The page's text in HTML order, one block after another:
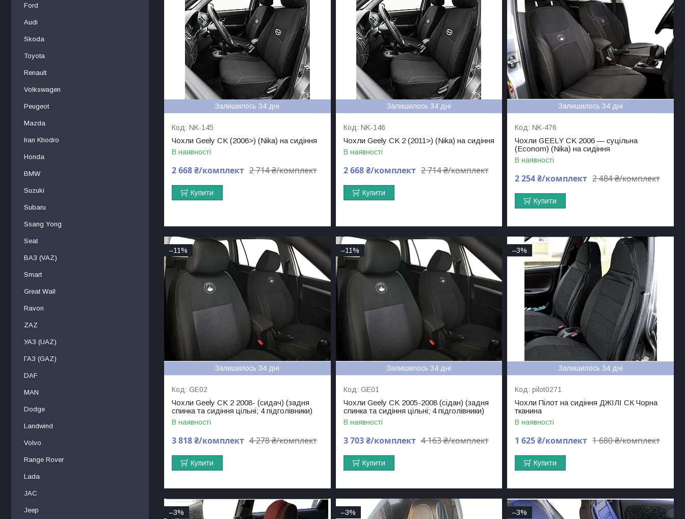
Залишилось 34 дні
NK-145
Чохли Geely CK (2006>) (Nika) на сидіння
В наявності
2 714 ₴/комплект
2 668 ₴/комплект
Купити
Залишилось 34 дні
NK-146
Чохли Geely CK 2 (2011>) (Nika) на сидіння
В наявності
2 714 ₴/комплект
2 668 ₴/комплект
Купити
Залишилось 34 дні
NK-476
Чохли GEELY CK 2006 — суцільна
(Econom) (Nika) на сидіння
В наявності
2 484 ₴/комплект
2 254 ₴/комплект
Купити
–11%
Залишилось 34 дні
GE02
Чохли Geely CK 2 2008- (сидач) (задня
спинка та сидіння цільні; 4 підголівники)
В наявності
4 278 ₴/комплект
3 818 ₴/комплект
Купити
–11%
Залишилось 34 дні
GE01
Чохли Geely CK 2005-2008 (сідан) (задня
спинка та сидіння цільні; 4 підголівники)
В наявності
4 163 ₴/комплект
3 703 ₴/комплект
Купити
–3%
Залишилось 34 дні
pilot0271
Чохли Пілот на сидіння ДЖІЛІ СК Чорна
тканина
В наявності
1 680 ₴/комплект
1 625 ₴/комплект
Купити
–3% –3% –3%
Ford
Audi
Skoda
Toyota
Renault
Volkswagen
Peugeot
Mazda
Iran Khodro
Honda
BMW
Suzuki
Subaru
Ssang Yong
Seat
ВАЗ (VAZ)
Smart
Great Wall
Ravon
ZAZ
УАЗ (UAZ)
ГАЗ (GAZ)
DAF
MAN
Dodge
Landwind
Volvo
Range Rover
Lada
JAC
Jeep